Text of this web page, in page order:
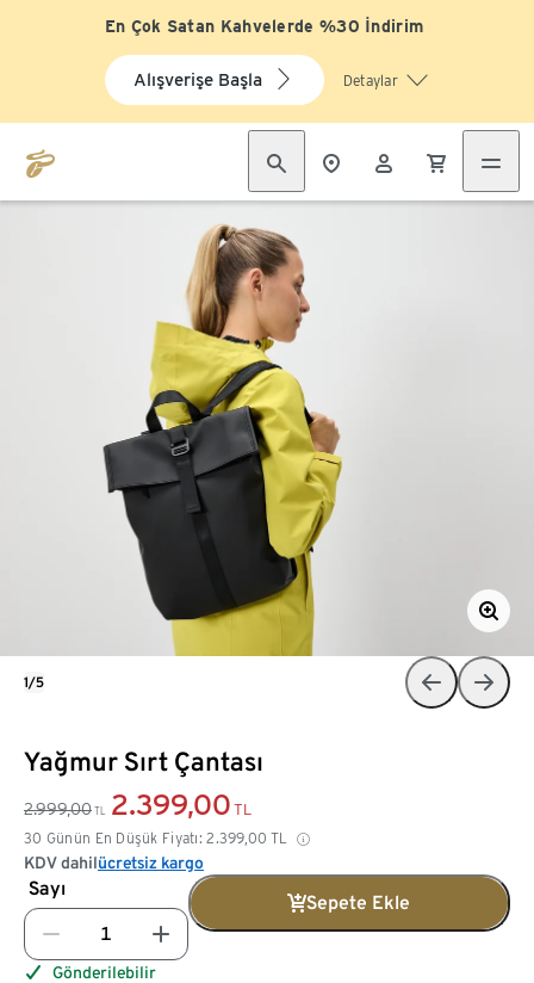
En Çok Satan Kahvelerde %30 İndirim
Alışverişe Başla Detaylar
Yağmur Sırt Çantası
2.999,00 TL 2.399,00 TL
30 Günün En Düşük Fiyatı: 2.399,00 TL
KDV dahilücretsiz kargo
Sayı
Sepete Ekle
Gönderilebilir
1/5